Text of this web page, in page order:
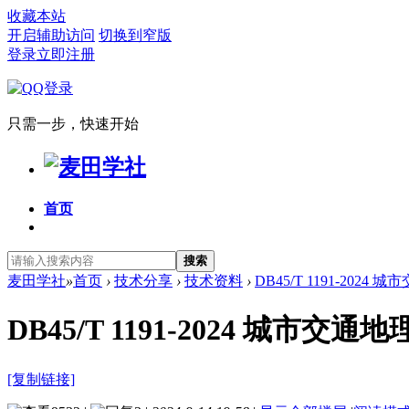
收藏本站
开启辅助访问 切换到窄版
登录立即注册
只需一步，快速开始
首页
搜索
麦田学社»首页 › 技术分享 › 技术资料 › DB45/T 1191-2024 城
DB45/T 1191-2024 城市交通地
[复制链接]